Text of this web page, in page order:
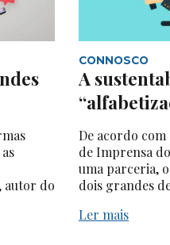
autor do
CONNOSCO
A
De acordo
de Imprensa
uma parceria,
dois grandes
Ler mais